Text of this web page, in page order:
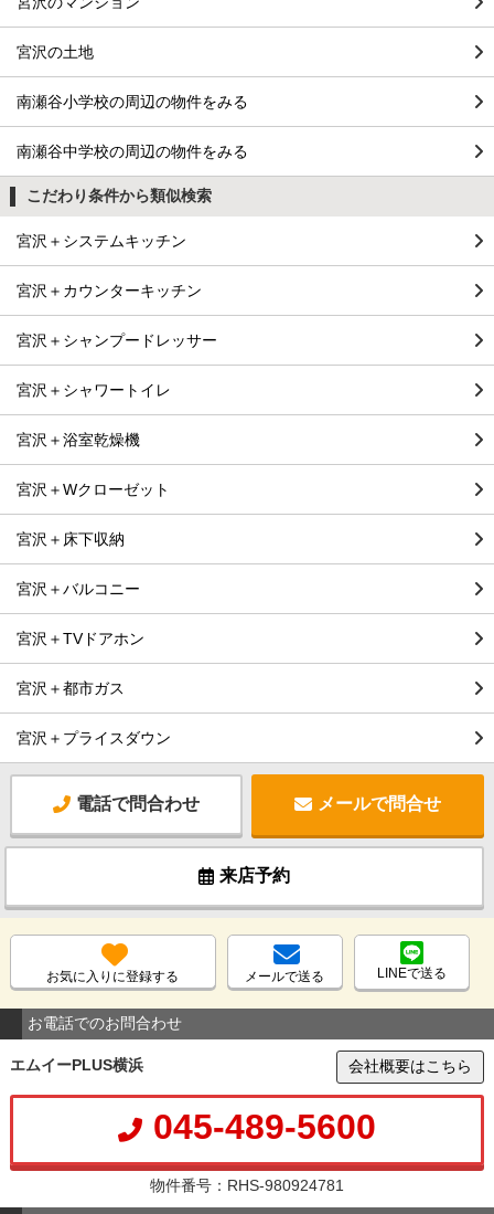
宮沢の土地
南瀬谷小学校の周辺の物件をみる
南瀬谷中学校の周辺の物件をみる
こだわり条件から類似検索
宮沢＋システムキッチン
宮沢＋カウンターキッチン
宮沢＋シャンプードレッサー
宮沢＋シャワートイレ
宮沢＋浴室乾燥機
宮沢＋Wクローゼット
宮沢＋床下収納
宮沢＋バルコニー
宮沢＋TVドアホン
宮沢＋都市ガス
宮沢＋プライスダウン
電話で問合わせ メールで問合せ
来店予約
お気に入りに登録する メールで送る LINEで送る
お電話でのお問合わせ
エムイーPLUS横浜 会社概要はこちら
045-489-5600
物件番号：RHS-980924781